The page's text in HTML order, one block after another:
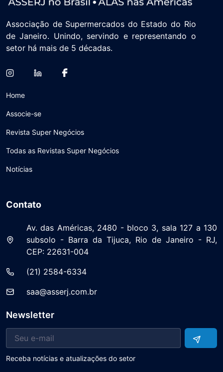
Associação de Supermercados do Estado do Rio
de Janeiro. Unindo, servindo e representando o
setor há mais de 5 décadas.
Home
Associe-se
Revista Super Negócios
Todas as Revistas Super Negócios
Notícias
Contato
Av. das Américas, 2480 - bloco 3, sala 127 a 130
subsolo - Barra da Tijuca, Rio de Janeiro - RJ,
CEP: 22631-004
(21) 2584-6334
saa@asserj.com.br
Newsletter
Receba notícias e atualizações do setor